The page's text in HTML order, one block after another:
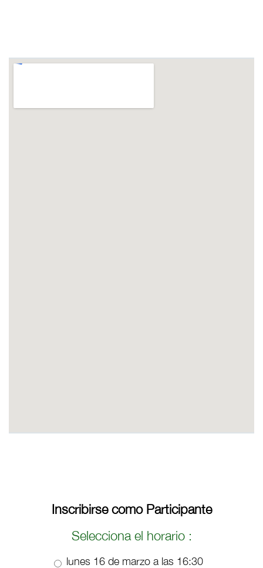
Inscribirse como Participante
Selecciona el horario :
lunes 16 de marzo a las 16:30